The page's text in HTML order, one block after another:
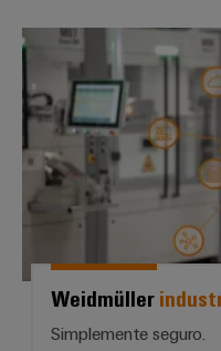
Weidmüller
Simplemente seguro.